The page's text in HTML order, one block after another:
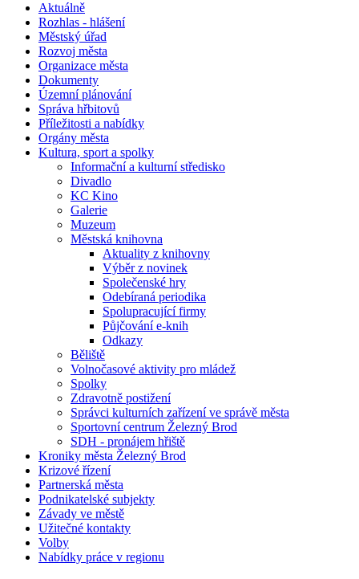
Aktuálně
Rozhlas - hlášení
Městský úřad
Rozvoj města
Organizace města
Dokumenty
Územní plánování
Správa hřbitovů
Příležitosti a nabídky
Orgány města
Kultura, sport a spolky
Informační a kulturní středisko
Divadlo
KC Kino
Galerie
Muzeum
Městská knihovna
Aktuality z knihovny
Výběr z novinek
Společenské hry
Odebíraná periodika
Spolupracující firmy
Půjčování e-knih
Odkazy
Běliště
Volnočasové aktivity pro mládež
Spolky
Zdravotně postižení
Správci kulturních zařízení ve správě města
Sportovní centrum Železný Brod
SDH - pronájem hřiště
Kroniky města Železný Brod
Krizové řízení
Partnerská města
Podnikatelské subjekty
Závady ve městě
Užitečné kontakty
Volby
Nabídky práce v regionu